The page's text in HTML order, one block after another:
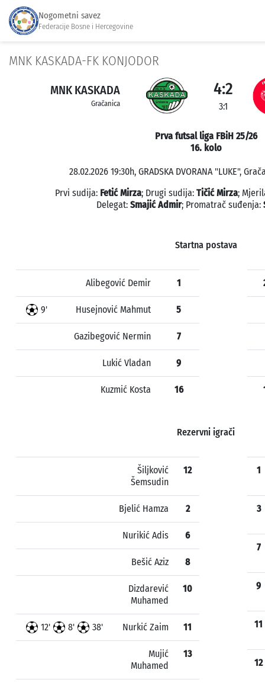
Nogometni savez
Federacije Bosne i Hercegovine
MNK KASKADA-FK KONJODOR
MNK KASKADA
Gračanica
4:2
3:1
Prva futsal liga FBiH 25/26
16. kolo
28.02.2026 19:30h, GRADSKA DVORANA "LUKE",
Prvi sudija: Fetić Mirza; Drugi sudija: Tičić Mirza;
Delegat: Smajić Admir; Promatrač suđenja:
Startna postava
Alibegović Demir 1
9' Husejnović Mahmut 5
Gazibegović Nermin 7
Lukić Vladan 9
Kuzmić Kosta 16
Rezervni igrači
Šiljković
Šemsudin
12
Bjelić Hamza 2
Nurikić Adis 6
Bešić Aziz 8
Dizdarević
Muhamed
10
12' 8' 38' Nurkić Zaim 11
Mujić
Muhamed
13
1
3
7
9
11
12